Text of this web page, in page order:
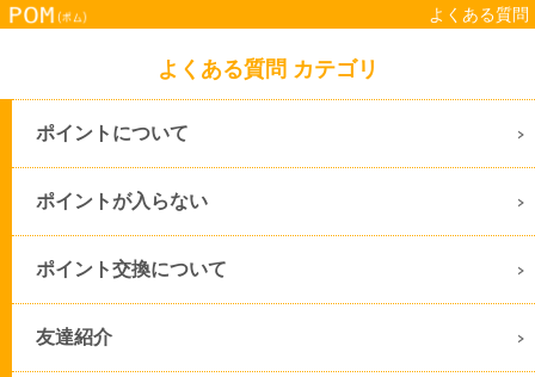
よくある質問
よくある質問 カテゴリ
ポイントについて
ポイントが入らない
ポイント交換について
友達紹介